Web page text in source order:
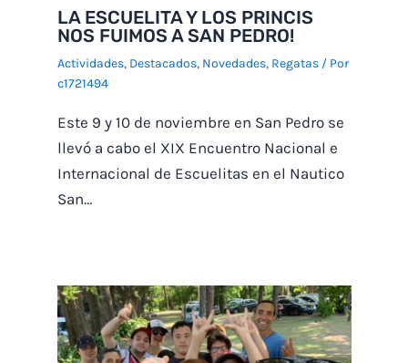
LA ESCUELITA Y LOS PRINCIS
NOS FUIMOS A SAN PEDRO!
Actividades, Destacados, Novedades, Regatas/ Por
c1721494
Este 9 y 10 de noviembre en San Pedro se
llevó a cabo el XIX Encuentro Nacional e
Internacional de Escuelitas en el Nautico
San…